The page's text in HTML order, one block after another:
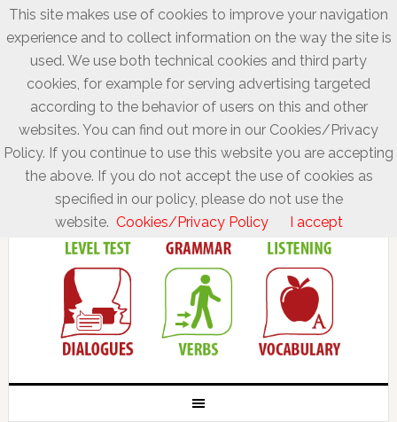
This site makes use of cookies to improve your navigation
experience and to collect information on the way the site is
used. We use both technical cookies and third party
cookies, for example for serving advertising targeted
according to the behavior of users on this and other
websites. You can find out more in our Cookies/Privacy
Policy. If you continue to use this website you are accepting
the above. If you do not accept the use of cookies as
specified in our policy, please do not use the
website. Cookies/Privacy Policy I accept